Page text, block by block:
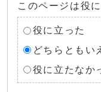
このページは役
役に立った
どちらともい
役に立たなか